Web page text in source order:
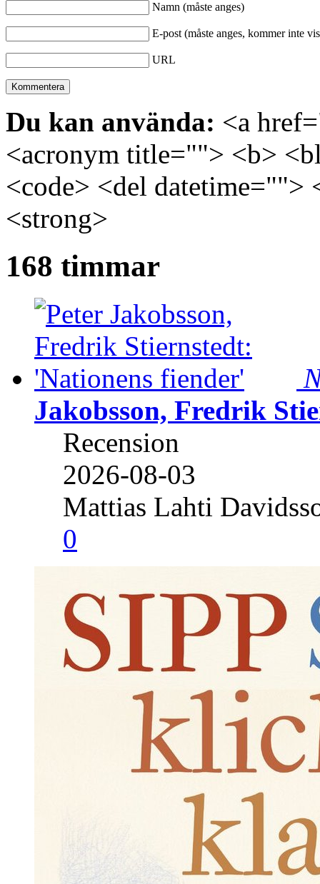
Namn (måste anges)
E-post (måste anges, kommer inte
URL
Du kan använda: <a
<acronym title=""> <b>
<code> <del
<strong>
168 timmar
Jakobsson, Fredrik
Recension
2026-08-03
Mattias Lahti
0